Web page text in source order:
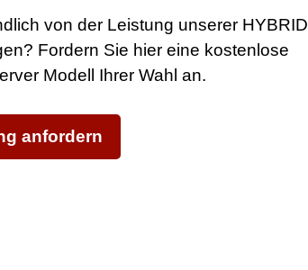
von der Leistung unserer HYBRID
Fordern Sie hier eine kostenlose
Modell Ihrer Wahl an.
anfordern